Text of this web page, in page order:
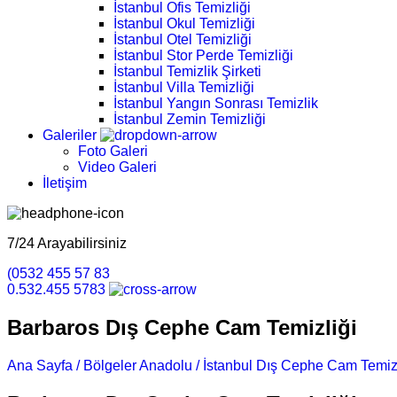
İstanbul Ofis Temizliği
İstanbul Okul Temizliği
İstanbul Otel Temizliği
İstanbul Stor Perde Temizliği
İstanbul Temizlik Şirketi
İstanbul Villa Temizliği
İstanbul Yangın Sonrası Temizlik
İstanbul Zemin Temizliği
Galeriler
Foto Galeri
Video Galeri
İletişim
7/24 Arayabilirsiniz
(0532 455 57 83
0.532.455 5783
Barbaros Dış Cephe Cam Temizliği
Ana Sayfa / Bölgeler Anadolu / İstanbul Dış Cephe Cam